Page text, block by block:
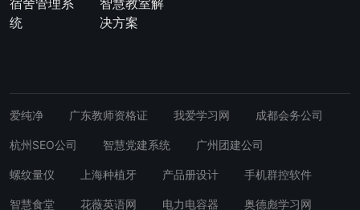
宿舍管理系
统
智慧教室解
决方案
爱纯净 广东教师资格证 我爱学习网 成都会务公司
杭州SEO公司 智慧党建系统 广州团建公司
螺纹量仪 上海种植牙 产品册设计 手机群控软件
智慧食堂 花薇英语网 电力电容器 奥德彪学习网